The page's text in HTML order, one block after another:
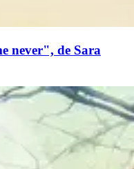
never", de Sara